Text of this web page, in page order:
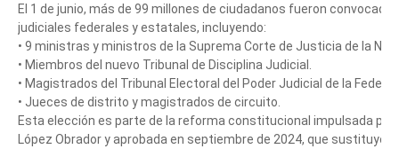
El 1 de junio, más de 99 millones de ciudadanos fueron
judiciales federales y estatales, incluyendo:
• 9 ministras y ministros de la Suprema Corte de Justicia de la
• Miembros del nuevo Tribunal de Disciplina Judicial.
• Magistrados del Tribunal Electoral del Poder Judicial de la
• Jueces de distrito y magistrados de circuito.
Esta elección es parte de la reforma constitucional impulsada por
López Obrador y aprobada en septiembre de 2024, que sustituyó